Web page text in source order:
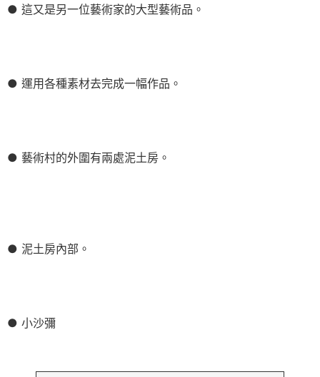
● 這又是另一位藝術家的大型藝術品。
● 運用各種素材去完成一幅作品。
● 藝術村的外圍有兩處泥土房。
● 泥土房內部。
● 小沙彌